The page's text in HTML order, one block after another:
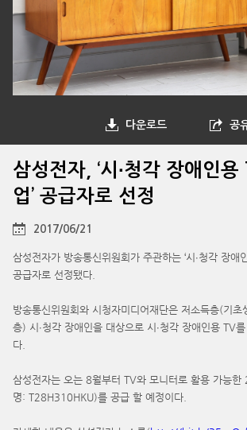
다운로드 공
삼성전자, ‘시∙청각 장애인
업’ 공급자로 선정
2017/06/21
삼성전자가 방송통신위원회가 주관하는 ‘시∙청각 장애
공급자로 선정됐다.
방송통신위원회와 시청자미디어재단은 저소득층(기초
층) 시∙청각 장애인을 대상으로 시∙청각 장애인용 TV
다.
삼성전자는 오는 8월부터 TV와 모니터로 활용 가능
명: T28H310HKU)를 공급 할 예정이다.